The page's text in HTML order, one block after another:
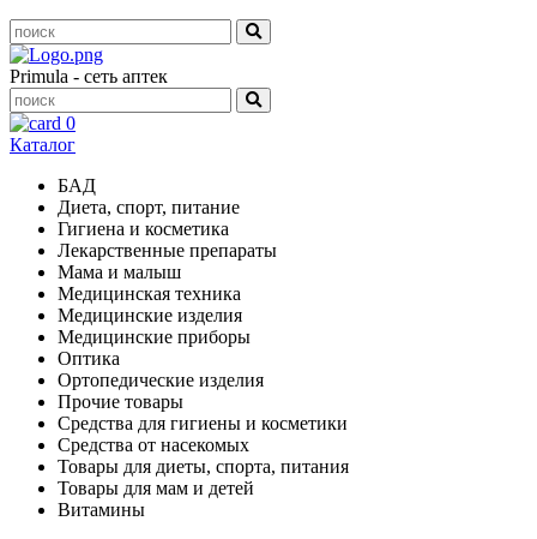
Primula - сеть аптек
0
Каталог
БАД
Диета, спорт, питание
Гигиена и косметика
Лекарственные препараты
Мама и малыш
Медицинская техника
Медицинские изделия
Медицинские приборы
Оптика
Ортопедические изделия
Прочие товары
Средства для гигиены и косметики
Средства от насекомых
Товары для диеты, спорта, питания
Товары для мам и детей
Витамины